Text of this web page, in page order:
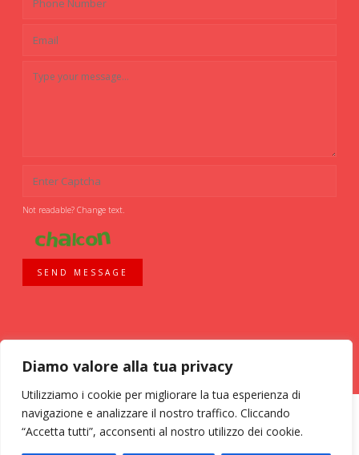
Diamo valore alla tua privacy
Utilizziamo i cookie per migliorare la tua esperienza di
navigazione e analizzare il nostro traffico. Cliccando
“Accetta tutti”, acconsenti al nostro utilizzo dei cookie.
Not readable? Change text.
SEND MESSAGE